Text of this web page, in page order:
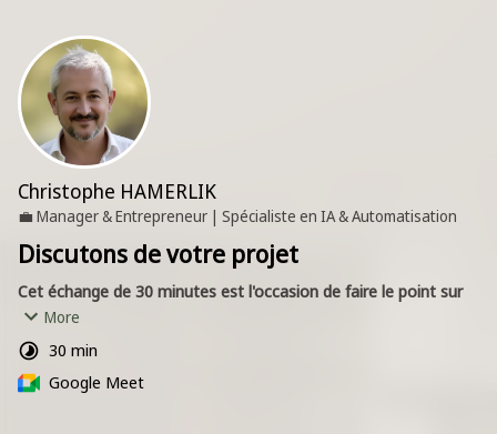
Christophe HAMERLIK
💼 Manager & Entrepreneur | Spécialiste en IA & Automatisation
Discutons de votre projet
Cet échange de 30 minutes est l'occasion de faire le point sur
vos objectifs et vos défis actuels.
Nous discuterons de vos processus pour identifier
concrètement les opportunités d'automatisation,
More
30 min
Google Meet